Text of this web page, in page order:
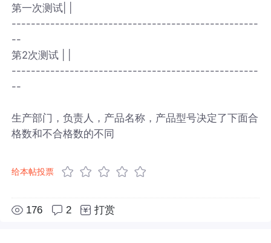
第一次测试| |
---------------------------------------------------
--
第2次测试 | |
---------------------------------------------------
--
生产部门，负责人，产品名称，产品型号决定了下面合
格数和不合格数的不同
给本帖投票
176 2 打赏